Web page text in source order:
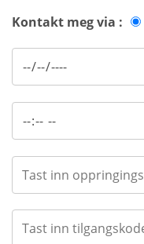
Kontakt meg via :